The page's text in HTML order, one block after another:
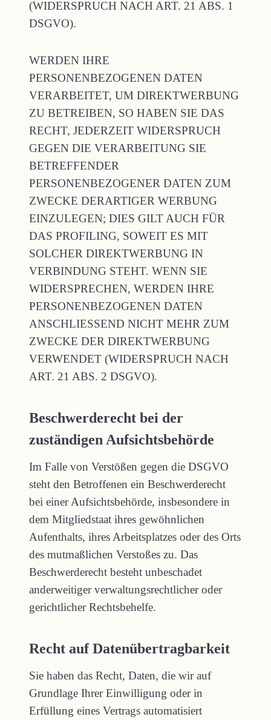
(WIDERSPRUCH NACH ART. 21 ABS. 1
DSGVO).
WERDEN IHRE
PERSONENBEZOGENEN DATEN
VERARBEITET, UM DIREKTWERBUNG
ZU BETREIBEN, SO HABEN SIE DAS
RECHT, JEDERZEIT WIDERSPRUCH
GEGEN DIE VERARBEITUNG SIE
BETREFFENDER
PERSONENBEZOGENER DATEN ZUM
ZWECKE DERARTIGER WERBUNG
EINZULEGEN; DIES GILT AUCH FÜR
DAS PROFILING, SOWEIT ES MIT
SOLCHER DIREKTWERBUNG IN
VERBINDUNG STEHT. WENN SIE
WIDERSPRECHEN, WERDEN IHRE
PERSONENBEZOGENEN DATEN
ANSCHLIESSEND NICHT MEHR ZUM
ZWECKE DER DIREKTWERBUNG
VERWENDET (WIDERSPRUCH NACH
ART. 21 ABS. 2 DSGVO).
Beschwerde­recht bei der
zuständigen Aufsichts­behörde
Im Falle von Verstößen gegen die DSGVO
steht den Betroffenen ein Beschwerderecht
bei einer Aufsichtsbehörde, insbesondere in
dem Mitgliedstaat ihres gewöhnlichen
Aufenthalts, ihres Arbeitsplatzes oder des Orts
des mutmaßlichen Verstoßes zu. Das
Beschwerderecht besteht unbeschadet
anderweitiger verwaltungsrechtlicher oder
gerichtlicher Rechtsbehelfe.
Recht auf Daten­übertrag­barkeit
Sie haben das Recht, Daten, die wir auf
Grundlage Ihrer Einwilligung oder in
Erfüllung eines Vertrags automatisiert